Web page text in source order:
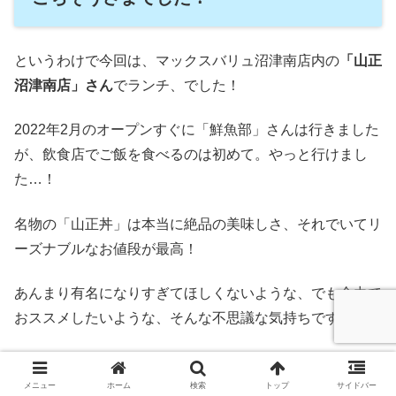
というわけで今回は、マックスバリュ沼津南店内の 「山正
沼津南店」さんでランチ、でした！
2022年2月のオープンすぐに「鮮魚部」さんは行きました
が、飲食店でご飯を食べるのは初めて。やっと行けまし
た…！
名物の「山正丼」は本当に絶品の美味しさ、それでいてリ
ーズナブルなお値段が最高！
あんまり有名になりすぎてほしくないような、でも全力で
おススメしたいような、そんな不思議な気持ちです。笑
ではでは今回も、ごちそうさまでした！
メニュー ホーム 検索 トップ サイドバー